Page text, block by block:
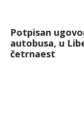
Potpisan
autobusa, u
četrnaest